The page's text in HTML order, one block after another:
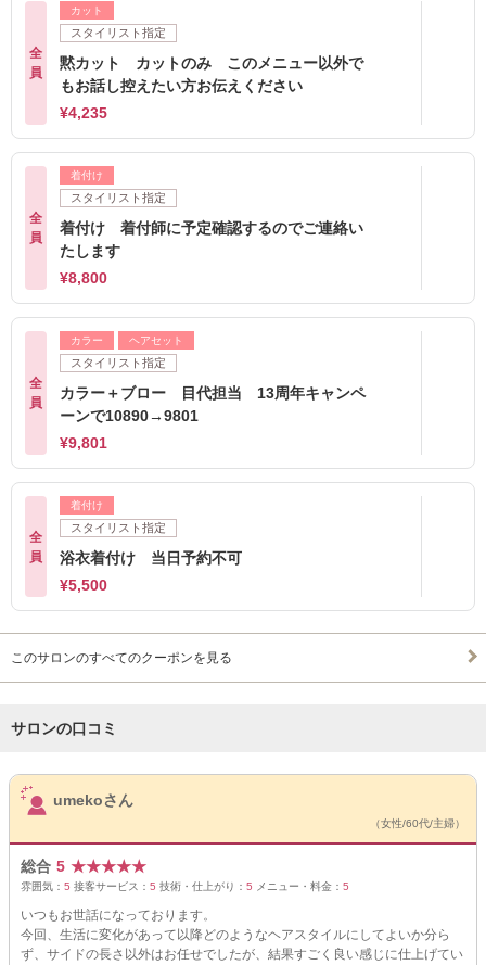
全
員
カット
スタイリスト指定
黙カット カットのみ このメニュー以外で
もお話し控えたい方お伝えください
¥4,235
全
員
着付け
スタイリスト指定
着付け 着付師に予定確認するのでご連絡い
たします
¥8,800
全
員
カラー ヘアセット
スタイリスト指定
カラー＋ブロー 目代担当 13周年キャンペ
ーンで10890→9801
¥9,801
全
員
着付け
スタイリスト指定
浴衣着付け 当日予約不可
¥5,500
このサロンのすべてのクーポンを見る
サロンの口コミ
サロンPick Up
umekoさん
（女性/60代/主婦）
総合 5 ★★★★★
雰囲気： 5 接客サービス： 5 技術・仕上がり： 5 メニュー・料金： 5
いつもお世話になっております。
今回、生活に変化があって以降どのようなヘアスタイルにしてよいか分ら
ず、サイドの長さ以外はお任せでしたが、結果すごく良い感じに仕上げてい